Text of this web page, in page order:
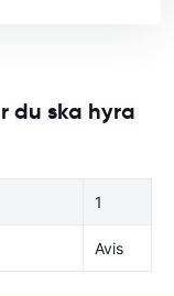
du ska hyra
1
Avis